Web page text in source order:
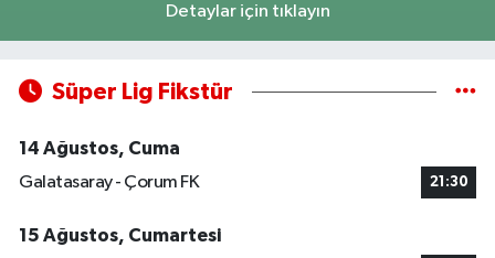
Detaylar için tıklayın
Süper Lig Fikstür
14 Ağustos, Cuma
Galatasaray - Çorum FK
21:30
15 Ağustos, Cumartesi